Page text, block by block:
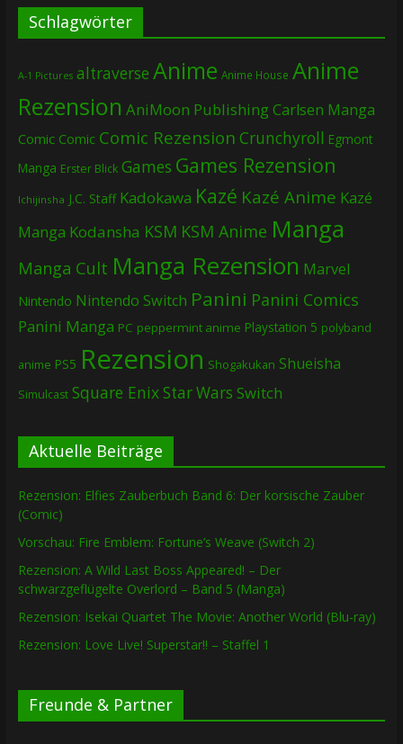
Schlagwörter
A-1 Pictures altraverse Anime Anime House Anime
Rezension AniMoon PublishingCarlsen Manga
Comic Comic Comic Rezension Crunchyroll Egmont
Manga Erster Blick Games Games Rezension
Ichijinsha J.C. Staff Kadokawa Kazé Kazé Anime Kazé
Manga Kodansha KSM KSM Anime Manga
Manga Cult Manga Rezension Marvel
Nintendo Nintendo Switch Panini Panini Comics
Panini Manga PC peppermint anime Playstation 5 polyband
anime PS5 Rezension Shogakukan Shueisha
Simulcast Square EnixStar Wars Switch
Aktuelle Beiträge
Rezension: Elfies Zauberbuch Band 6: Der korsische Zauber
(Comic)
Vorschau: Fire Emblem: Fortune’s Weave (Switch 2)
Rezension: A Wild Last Boss Appeared! – Der
schwarzgeflügelte Overlord – Band 5 (Manga)
Rezension: Isekai Quartet The Movie: Another World (Blu-ray)
Rezension: Love Live! Superstar!! – Staffel 1
Freunde & Partner